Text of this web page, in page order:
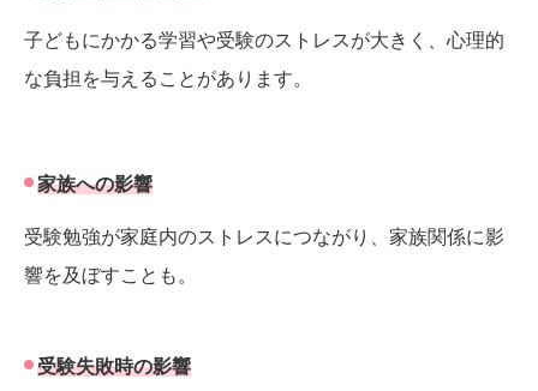
子どもにかかる学習や受験のストレスが大きく、心理的
な負担を与えることがあります。
家族への影響
受験勉強が家庭内のストレスにつながり、家族関係に影
響を及ぼすことも。
受験失敗時の影響